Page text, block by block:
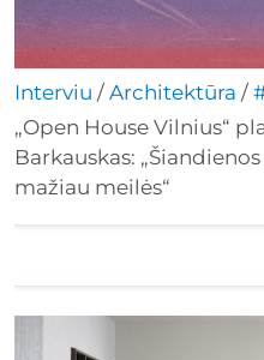
Interviu / Architektūra /
„Open House Vilnius“
Barkauskas:
mažiau meilės“